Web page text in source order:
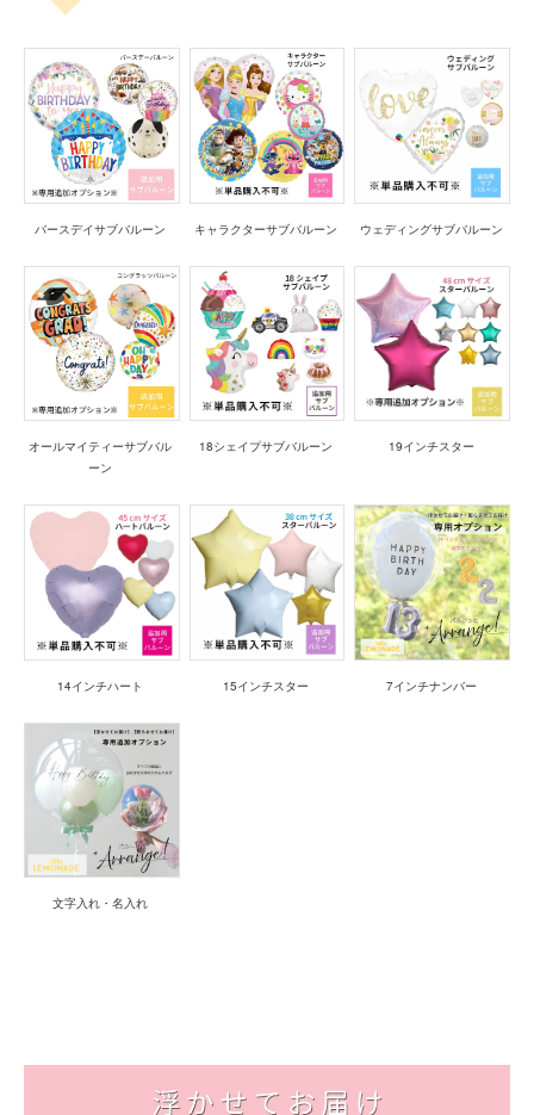
バースデイサブバルーン キャラクターサブバルーン ウェディングサブバルーン
オールマイティーサブバル
ーン
18シェイプサブバルーン 19インチスター
14インチハート 15インチスター 7インチナンバー
文字入れ・名入れ